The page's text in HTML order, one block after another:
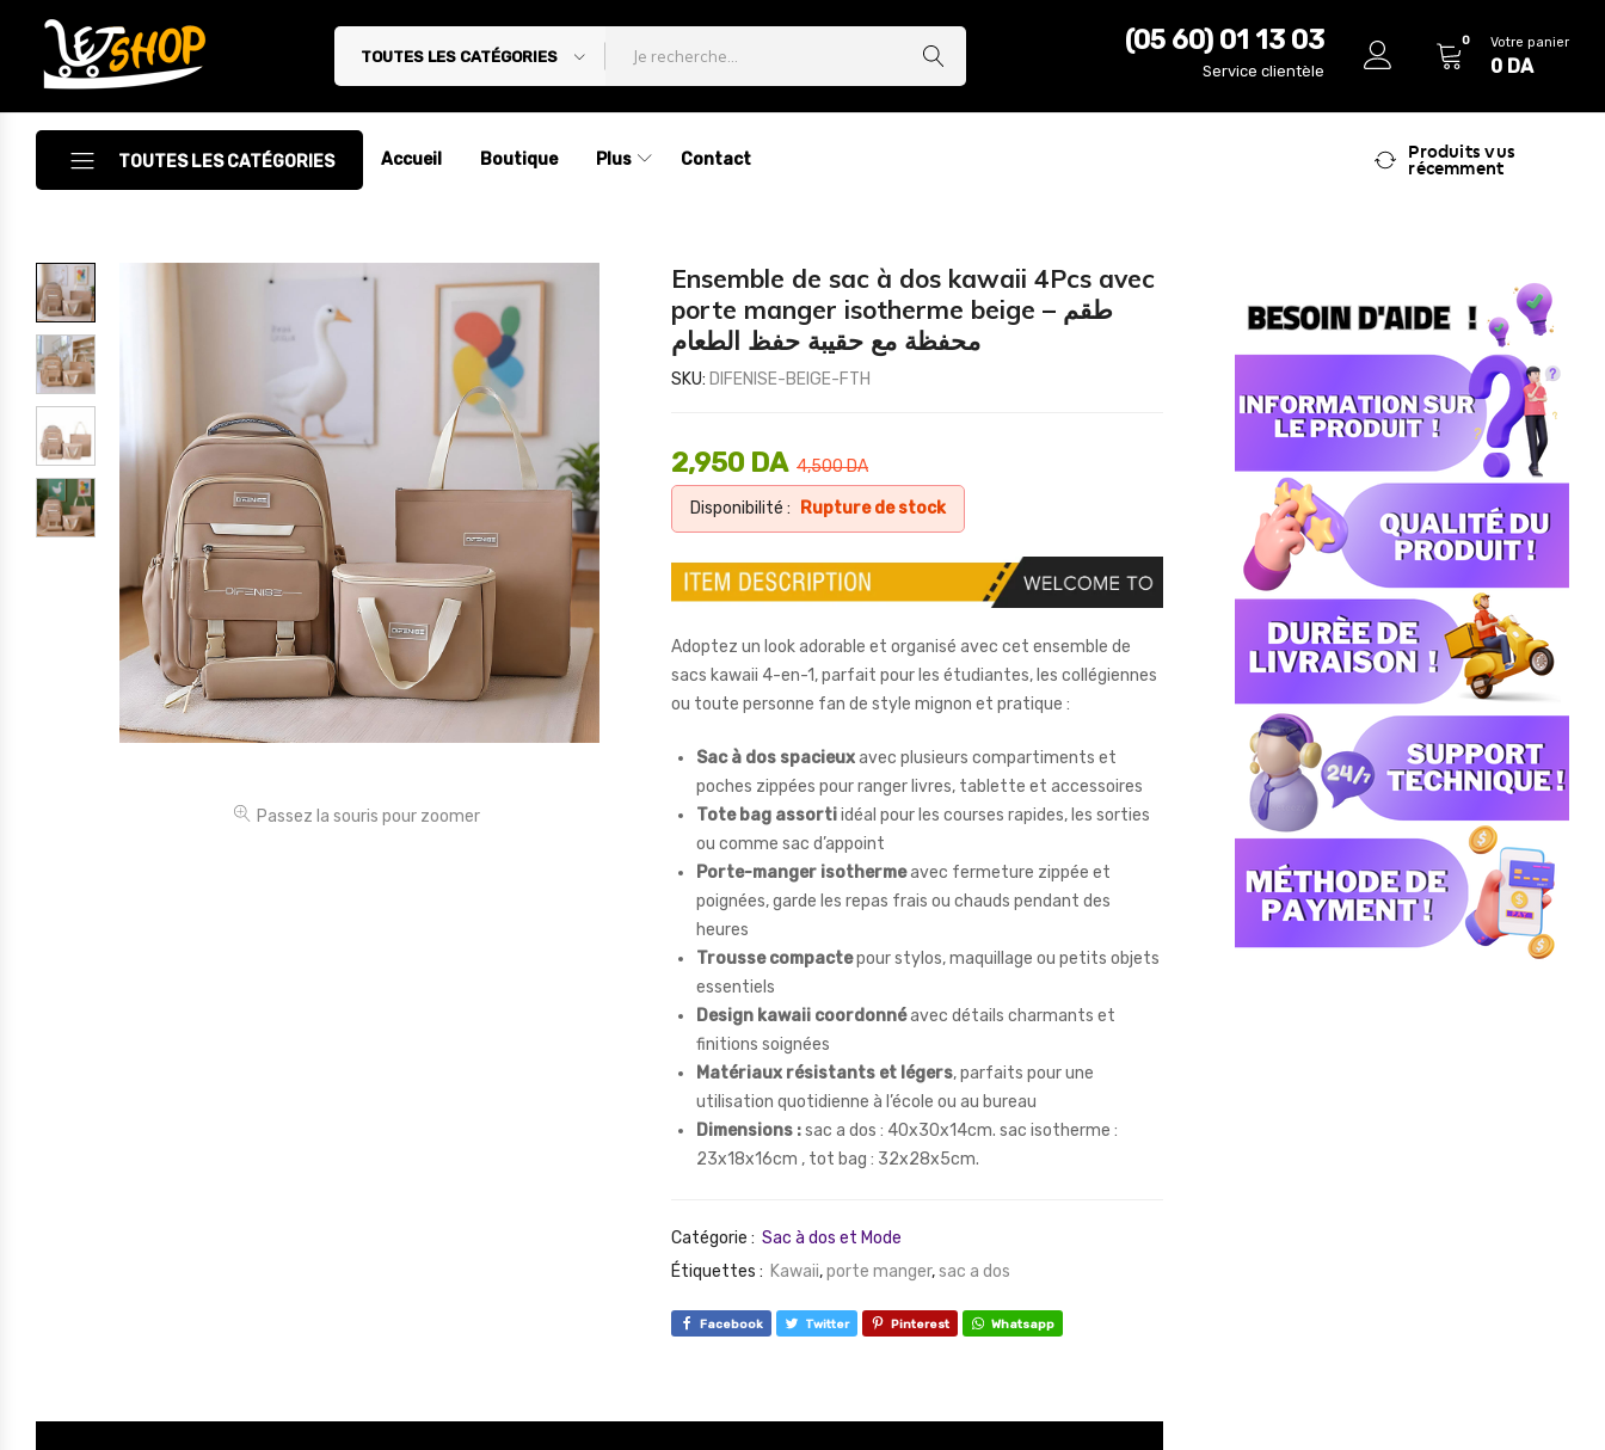
Letshop.dz
TOUTES LES CATÉGORIES
(05 60) 01 13 03
Service clientèle
0 Votre panier
0 DA
TOUTES LES CATÉGORIES
Accessoires
Accessoires Auto/Moto
Accessoires PC
Camping & Randonnée
Cuisine
Décoration
Electroménager
Électronique
Jouets
Outillages & Bricolage
Accueil Boutique Plus Contact
Produits vus
récemment
Passez la souris pour zoomer
Ensemble de sac à dos kawaii 4Pcs avec
porte manger isotherme beige – طقم
محفظة مع حقيبة حفظ الطعام
SKU: DIFENISE-BEIGE-FTH
4,500DA
2,950 DA
Disponibilité : Rupture de stock
Adoptez un look adorable et organisé avec cet ensemble de
sacs kawaii 4-en-1, parfait pour les étudiantes, les collégiennes
ou toute personne fan de style mignon et pratique :
Sac à dos spacieuxavec plusieurs compartiments et
poches zippées pour ranger livres, tablette et accessoires
Tote bag assortiidéal pour les courses rapides, les sorties
ou comme sac d’appoint
Porte-manger isothermeavec fermeture zippée et
poignées, garde les repas frais ou chauds pendant des
heures
Trousse compactepour stylos, maquillage ou petits objets
essentiels
Design kawaii coordonnéavec détails charmants et
finitions soignées
Matériaux résistants et légers, parfaits pour une
utilisation quotidienne à l’école ou au bureau
Dimensions :sac a dos : 40x30x14cm. sac isotherme :
23x18x16cm , tot bag : 32x28x5cm.
Catégorie : Sac à dos et Mode
Étiquettes : Kawaii,porte manger,sac a dos
Facebook Twitter Pinterest Whatsapp